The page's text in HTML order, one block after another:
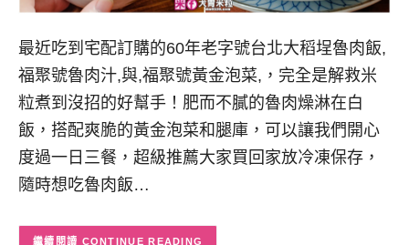
最近吃到宅配訂購的60年老字號台北大稻埕魯肉飯,
福聚號魯肉汁,與,福聚號黃金泡菜,，完全是解救米
粒煮到沒招的好幫手！肥而不膩的魯肉燥淋在白
飯，搭配爽脆的黃金泡菜和腿庫，可以讓我們開心
度過一日三餐，超級推薦大家買回家放冷凍保存，
隨時想吃魯肉飯…
CONTINUE READING